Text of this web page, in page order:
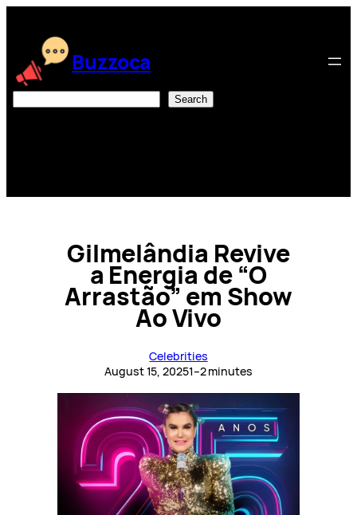
content
Buzzoca
Search
Gilmelândia Revive
a Energia de “O
Arrastão” em Show
Ao Vivo
Celebrities
August 15, 20251–2 minutes